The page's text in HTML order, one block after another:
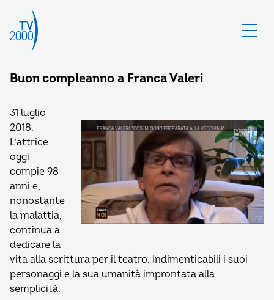
Buon compleanno a Franca Valeri
31 luglio
2018.
L’attrice
oggi
compie 98
anni e,
nonostante
la malattia,
continua a
dedicare la
vita alla scrittura per il teatro. Indimenticabili i suoi
personaggi e la sua umanità improntata alla
semplicità.